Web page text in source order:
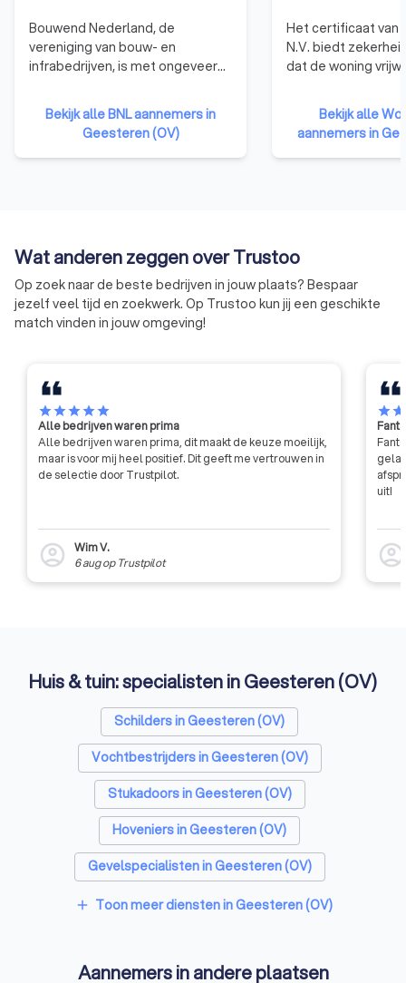
Bouwend Nederland, de
vereniging van bouw- en
infrabedrijven, is met ongeveer
bouwbedrijven de grootste
ondernemersorganisatie in de
bouw. Bouwend Nederland
verenigt, verbindt en
vernieuwing van de
leefomgeving.
Bekijk alle BNL aannemers in
Geesteren (OV)
Het certificaat van
N.V. biedt
dat de woning
schadeloos wordt
een faillissement
ondernemer voor
Daarmee brengen
opdrachtgevers
huurwoningen,
studentenunits.
Bekijk alle
aannemers in
Wat anderen zeggen over Trustoo
Op zoek naar de beste bedrijven in jouw plaats? Bespaar
jezelf veel tijd en zoekwerk. Op Trustoo kun jij een geschikte
match vinden in jouw omgeving!
starstarstarstarstar
Alle bedrijven waren prima
Alle bedrijven waren prima, dit maakt de keuze moeilijk,
maar is voor mij heel positief. Dit geeft me vertrouwen in
de selectie door Trustpilot.
account_circle
Wim V.
6 augop Trustpilot
starstar
uit!
account_circle
Huis & tuin: specialisten in Geesteren (OV)
Schilders in Geesteren (OV)
Vochtbestrijders in Geesteren (OV)
Stukadoors in Geesteren (OV)
Hoveniers in Geesteren (OV)
Gevelspecialisten in Geesteren (OV)
Vloerleggers in Geesteren (OV)
Isolatiebedrijven in Geesteren (OV)
add Toon meer diensten in Geesteren (OV)
Aannemers in andere plaatsen